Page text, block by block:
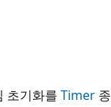
초기화를 Timer 종